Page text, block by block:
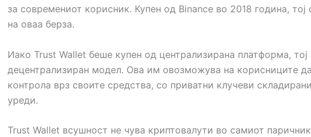
за современиот корисник. Купен од Binance во 2018 година, тој
на оваа берза.
Иако Trust Wallet беше купен од централизирана платформа, тој
децентрализиран модел. Ова им овозможува на корисниците
контрола врз своите средства, со приватни клучеви
уреди.
Trust Wallet всушност не чува криптовалути во самиот